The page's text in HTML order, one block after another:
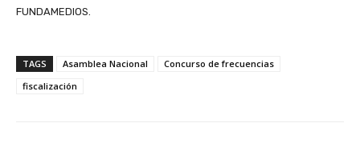
FUNDAMEDIOS.
TAGS Asamblea Nacional
Concurso de frecuencias
fiscalización